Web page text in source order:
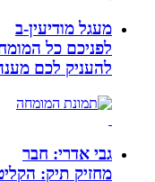
מעגל מודיעין-ב
לפניכם כל המומחים
להעניק לכם מענה
גבי אדרי: חבר
מחזיק תיק: הקליטה,